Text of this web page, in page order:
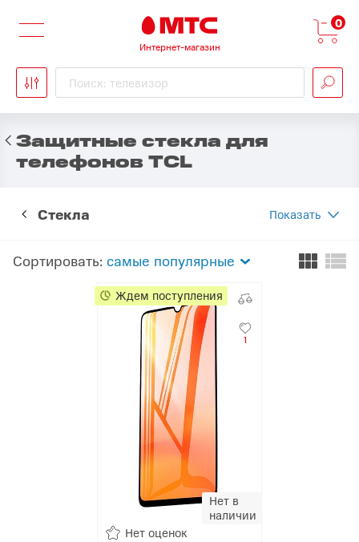
Интернет-магазин
Поиск: телевизор
0
Защитные стекла для
телефонов TCL
Стекла Показать
Сортировать: самые популярные
1
Нет в
наличии
Нет оценок
Ждем поступления